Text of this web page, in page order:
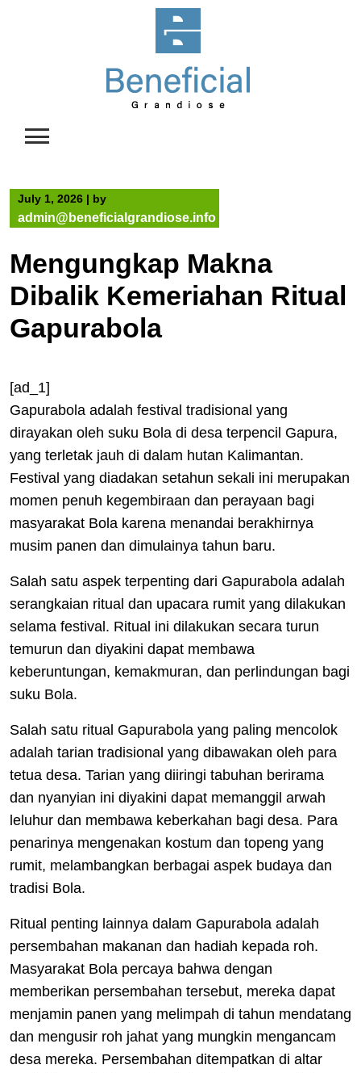
July 1, 2026 | by
admin@beneficialgrandiose.info
Mengungkap Makna
Dibalik Kemeriahan Ritual
Gapurabola
[ad_1]
Gapurabola adalah festival tradisional yang
dirayakan oleh suku Bola di desa terpencil Gapura,
yang terletak jauh di dalam hutan Kalimantan.
Festival yang diadakan setahun sekali ini merupakan
momen penuh kegembiraan dan perayaan bagi
masyarakat Bola karena menandai berakhirnya
musim panen dan dimulainya tahun baru.
Salah satu aspek terpenting dari Gapurabola adalah
serangkaian ritual dan upacara rumit yang dilakukan
selama festival. Ritual ini dilakukan secara turun
temurun dan diyakini dapat membawa
keberuntungan, kemakmuran, dan perlindungan bagi
suku Bola.
Salah satu ritual Gapurabola yang paling mencolok
adalah tarian tradisional yang dibawakan oleh para
tetua desa. Tarian yang diiringi tabuhan berirama
dan nyanyian ini diyakini dapat memanggil arwah
leluhur dan membawa keberkahan bagi desa. Para
penarinya mengenakan kostum dan topeng yang
rumit, melambangkan berbagai aspek budaya dan
tradisi Bola.
Ritual penting lainnya dalam Gapurabola adalah
persembahan makanan dan hadiah kepada roh.
Masyarakat Bola percaya bahwa dengan
memberikan persembahan tersebut, mereka dapat
menjamin panen yang melimpah di tahun mendatang
dan mengusir roh jahat yang mungkin mengancam
desa mereka. Persembahan ditempatkan di altar